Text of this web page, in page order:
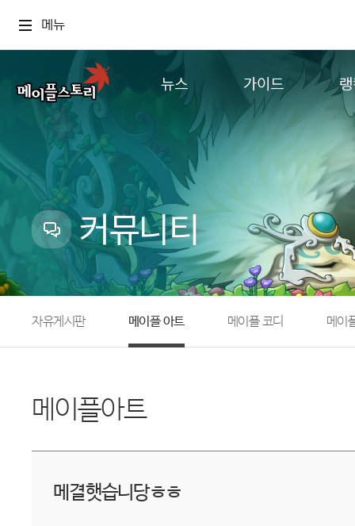
메뉴
뉴스
업데이트
이벤트
캐시샵 공지
메이플 알림판
with maple
가이드
추가정보
컨텐
커뮤니티
자유게시판 메이플 아트 메이플 코디 메이
메이플아트
메결햇습니당ㅎㅎ